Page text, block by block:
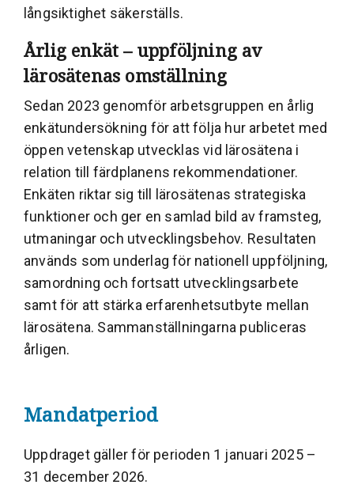
långsiktighet säkerställs.
Årlig enkät – uppföljning av
lärosätenas omställning
Sedan 2023 genomför arbetsgruppen en årlig
enkätundersökning för att följa hur arbetet med
öppen vetenskap utvecklas vid lärosätena i
relation till färdplanens rekommendationer.
Enkäten riktar sig till lärosätenas strategiska
funktioner och ger en samlad bild av framsteg,
utmaningar och utvecklingsbehov. Resultaten
används som underlag för nationell uppföljning,
samordning och fortsatt utvecklingsarbete
samt för att stärka erfarenhetsutbyte mellan
lärosätena. Sammanställningarna publiceras
årligen.
Mandatperiod
Uppdraget gäller för perioden 1 januari 2025 –
31 december 2026.